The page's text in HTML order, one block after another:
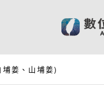
姜、山埔姜)